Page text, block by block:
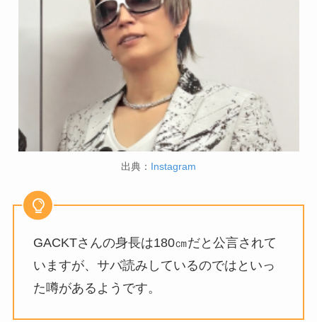
出典： Instagram
GACKTさんの身長は180㎝だと公言されて
いますが、サバ読みしているのではといっ
た噂があるようです。